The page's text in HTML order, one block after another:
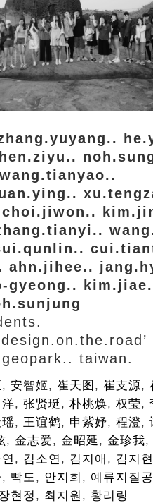
choi.jiwon..
ahn.jihee..
gyeong..
taiwan.
, 安智姬, 崔天图 , 崔支源,
, 张贤珽, 朴桃焕, 权莹,
, 王谊鹤, 申紫妤, 程澄,
, 金志爱, 金昭延 , 金珍我,
, 김소연 , 김지애 , 김지현
, 빡도 , 안지희 , 예류지질
현정 , 최지원 , 황리링